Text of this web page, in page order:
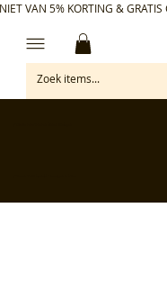
VAN 5% KORTING & GRATIS